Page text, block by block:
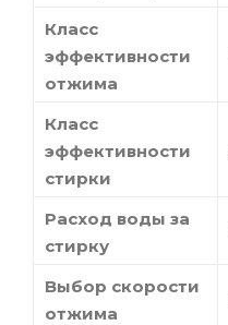
Класс
эффективности
отжима
Класс
эффективности
стирки
Расход воды за
стирку
Выбор скорости
отжима